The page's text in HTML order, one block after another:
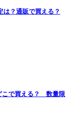
は？通販で買える？
こで買える？ 数量限